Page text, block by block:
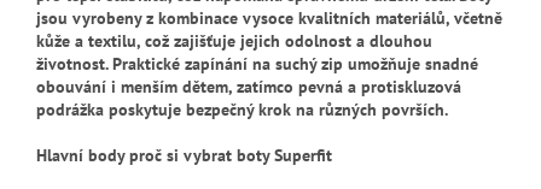
jsou vyrobeny z kombinace vysoce kvalitních materiálů, včetně
kůže a textilu, což zajišťuje jejich odolnost a dlouhou
životnost. Praktické zapínání na suchý zip umožňuje snadné
obouvání i menším dětem, zatímco pevná a protiskluzová
podrážka poskytuje bezpečný krok na různých površích.
Hlavní body proč si vybrat boty Superfit